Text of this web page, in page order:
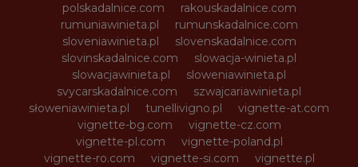
polskadalnice.com
rakouskadalnice.com
rumuniawinieta.pl
rumunskadalnice.com
sloveniawinieta.pl
slovenskadalnice.com
slovinskadalnice.com
slowacja-winieta.pl
slowacjawinieta.pl
sloweniawinieta.pl
svycarskadalnice.com
szwajcariawinieta.pl
słoweniawinieta.pl
tunellivigno.pl
vignette-at.com
vignette-bg.com
vignette-cz.com
vignette-pl.com
vignette-poland.pl
vignette-ro.com
vignette-si.com
vignette.pl